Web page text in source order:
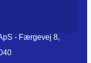
- Færgevej 8,